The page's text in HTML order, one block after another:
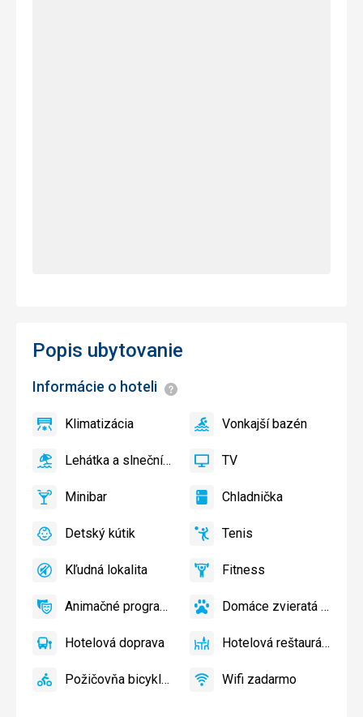
Popis ubytovanie
Informácie o hoteli Informácie
Klimatizácia
Klimatizácia
áno
VonkajšíVonkajší bazén
áno
Lehátka
slnečníky
bazéne
Lehátka a slnečníky pri bazéne zadarmo
áno TV TV
áno
Minibar,Minibar
áno Chladnička
Chladnička
áno
Detský
Detské
Detský
Detský kútik
áno TenisTenis
áno
KľudnáKľudná lokalita
áno FitnessFitness
áno
Animačné
Animačné programy
áno
Domáce
povolené
Domáce zvieratá povolené
áno
HotelováHotelová doprava
áno
Hotelová
Hotelová reštaurácia
áno
Požičovňa
Požičovňa bicyklov
áno
Wifi
Wifi zadarmo
áno